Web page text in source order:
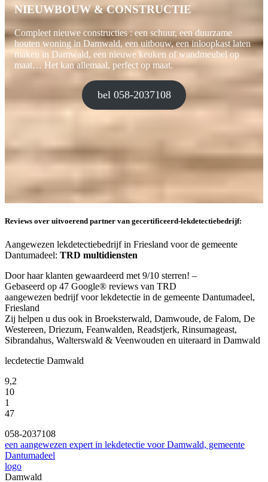
NIEUWBOUW & CONSTRUCTIE
Compleet nieuwe constructies : een schuur, een duurzame
houten woning in Damwald, een uitbouw, een inloopkast laten
maken in Damwald, een nieuwe keuken of wandmeubel op
maat… Het kan allemaal, perfect op maat.
bel 058-2037108
Reviews over uitvoerend partner van gecertificeerd-lekdetectiebedrijf:
Aangewezen lekdetectiebedrijf in Friesland voor de gemeente
Dantumadeel: TRD multidiensten
Door haar klanten gewaardeerd met 9/10 sterren! –
Gebaseerd op 47 Google® reviews van TRD
aangewezen bedrijf voor lekdetectie in de gemeente Dantumadeel,
Friesland
Zij helpen u dus ook in Broeksterwald, Damwoude, de Falom, De
Westereen, Driezum, Feanwalden, Readstjerk, Rinsumageast,
Sibrandahus, Walterswald & Veenwouden en uiteraard in Damwald
lecdetectie Damwald
9,2
10
1
47
058-2037108
een aangewezen expert in lekdetectie voor Damwald, gemeente
Dantumadeel
logo
Damwald